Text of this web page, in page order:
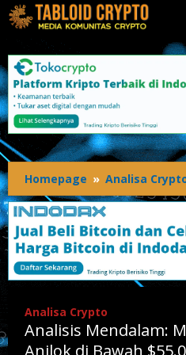
Lewati
ke
konten
Homepage » Analisa
Analisa Crypto
Analisis Mendalam:
Anjlok di Bawah